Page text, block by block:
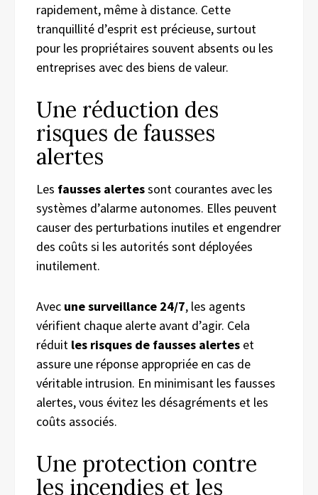
rapidement, même à distance. Cette
tranquillité d’esprit est précieuse, surtout
pour les propriétaires souvent absents ou les
entreprises avec des biens de valeur.
Une réduction des
risques de fausses
alertes
Les fausses alertessont courantes avec les
systèmes d’alarme autonomes. Elles peuvent
causer des perturbations inutiles et engendrer
des coûts si les autorités sont déployées
inutilement.
Avec une surveillance 24/7, les agents
vérifient chaque alerte avant d’agir. Cela
réduit les risques de fausses alertes et
assure une réponse appropriée en cas de
véritable intrusion. En minimisant les fausses
alertes, vous évitez les désagréments et les
coûts associés.
Une protection contre
les incendies et les